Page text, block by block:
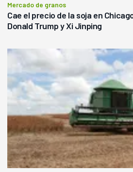
Mercado de granos
Cae el precio de la soja en
Donald Trump y Xi Jinping